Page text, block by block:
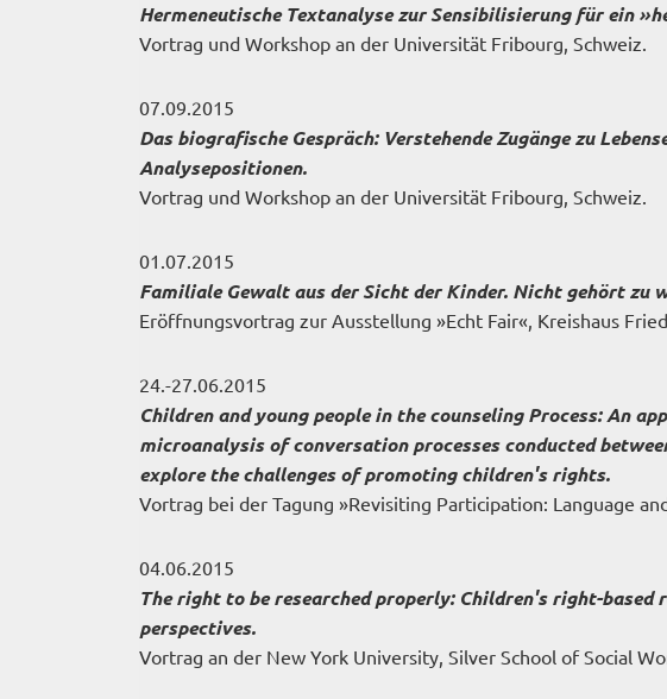
Hermeneutische Textanalyse zur Sensibilisierung für ein
Vortrag und Workshop an der Universität Fribourg, Schweiz.
07.09.2015
Das biografische Gespräch: Verstehende Zugänge zu
Analysepositionen.
Vortrag und Workshop an der Universität Fribourg, Schweiz.
01.07.2015
Familiale Gewalt aus der Sicht der Kinder. Nicht gehört zu
Eröffnungsvortrag zur Ausstellung »Echt Fair«, Kreishaus
24.-27.06.2015
Children and young people in the counseling Process: An
microanalysis of conversation processes conducted
explore the challenges of promoting children's rights.
Vortrag bei der Tagung »Revisiting Participation: Language
04.06.2015
The right to be researched properly: Children's right-
perspectives.
Vortrag an der New York University, Silver School of Social